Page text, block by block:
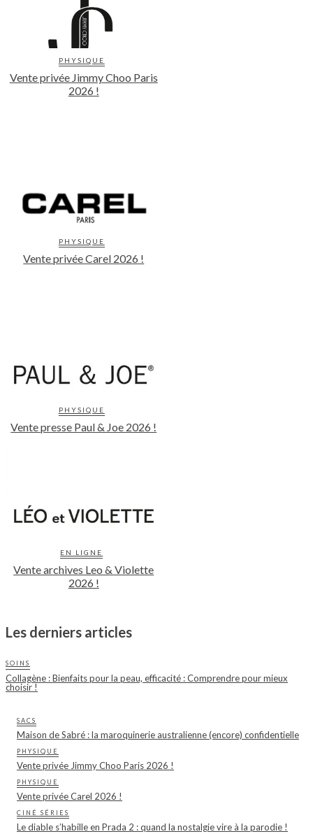
PHYSIQUE
Vente privée Jimmy Choo Paris
2026 !
PHYSIQUE
Vente privée Carel 2026 !
PHYSIQUE
Vente presse Paul & Joe 2026 !
EN LIGNE
Vente archives Leo & Violette
2026 !
Les derniers articles
SOINS
Collagène : Bienfaits pour la peau, efficacité : Comprendre pour mieux
choisir !
SACS
Maison de Sabré : la maroquinerie australienne (encore) confidentielle
PHYSIQUE
Vente privée Jimmy Choo Paris 2026 !
PHYSIQUE
Vente privée Carel 2026 !
CINÉ SÉRIES
Le diable s’habille en Prada 2 : quand la nostalgie vire à la parodie !